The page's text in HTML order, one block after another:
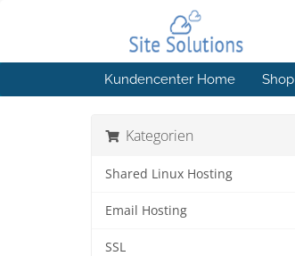
Kundencenter Home Shop
Kategorien
Shared Linux Hosting
Email Hosting
SSL